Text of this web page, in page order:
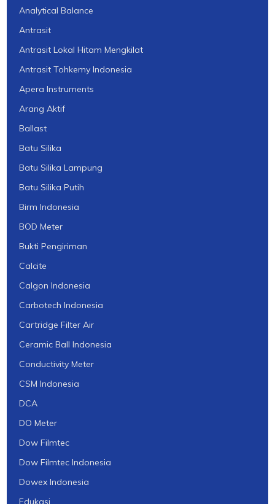
Analytical Balance
Antrasit
Antrasit Lokal Hitam Mengkilat
Antrasit Tohkemy Indonesia
Apera Instruments
Arang Aktif
Ballast
Batu Silika
Batu Silika Lampung
Batu Silika Putih
Birm Indonesia
BOD Meter
Bukti Pengiriman
Calcite
Calgon Indonesia
Carbotech Indonesia
Cartridge Filter Air
Ceramic Ball Indonesia
Conductivity Meter
CSM Indonesia
DCA
DO Meter
Dow Filmtec
Dow Filmtec Indonesia
Dowex Indonesia
Edukasi